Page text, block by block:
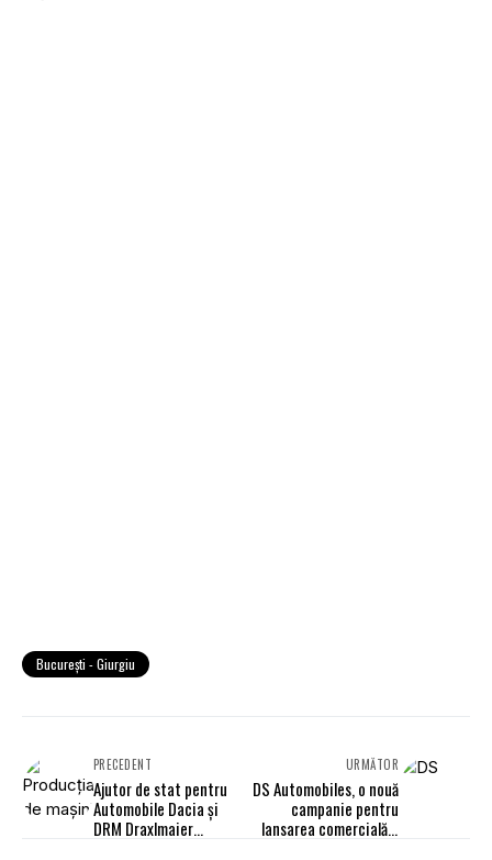
București - Giurgiu
PRECEDENT
Ajutor de stat pentru
Automobile Dacia și
DRM Draxlmaier
URMĂTOR
DS Automobiles, o nouă
campanie pentru
lansarea comercială a